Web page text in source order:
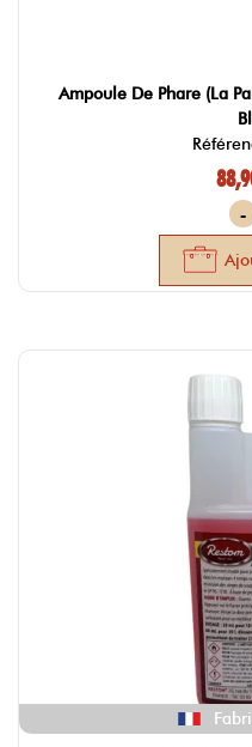
Ampoule De Phare (La
-